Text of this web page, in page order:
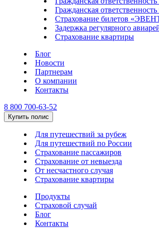
Гражданская
Страхование билетов
Задержка регулярного
Страхование квартиры
Блог
Новости
Партнерам
О компании
Контакты
8 800 700-63-52
Купить полис
Для путешествий за рубеж
Для путешествий по России
Страхование пассажиров
Страхование от невыезда
От несчастного случая
Страхование квартиры
Продукты
Страховой случай
Блог
Контакты